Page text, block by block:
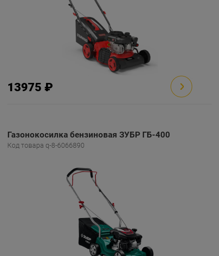
13975 ₽
Газонокосилка бензиновая ЗУБР ГБ-400
Код товара q-8-6066890